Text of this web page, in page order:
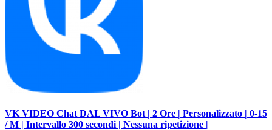
VK VIDEO Chat DAL VIVO Bot | 2 Ore | Personalizzato | 0-15
/ M | Intervallo 300 secondi | Nessuna ripetizione |